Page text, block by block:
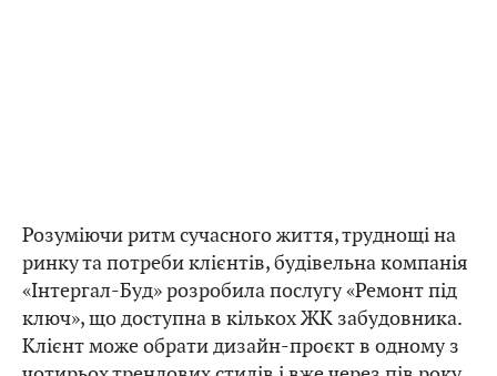
Розуміючи ритм сучасного життя, труднощі на
ринку та потреби клієнтів, будівельна компанія
«Інтергал-Буд» розробила послугу «Ремонт під
ключ», що доступна в кількох ЖК забудовника.
Клієнт може обрати дизайн-проєкт в одному з